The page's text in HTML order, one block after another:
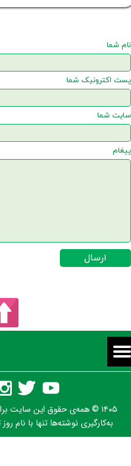
★★
نام شما
پست اکترونیک شما
سایت شما
پیغام
ارسال
۱۴۰۵ © همه‌ی حقوق این سایت
به‌کارگیری نوشته‌ها تنها با نام